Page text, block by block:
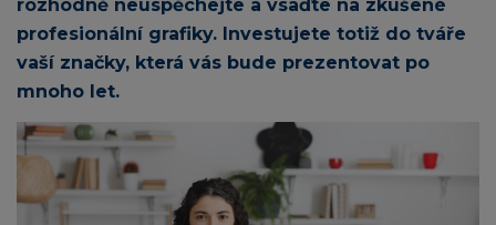
rozhodně neuspěchejte a vsaďte na zkušené
profesionální grafiky. Investujete totiž do tváře
vaší značky, která vás bude prezentovat po
mnoho let.